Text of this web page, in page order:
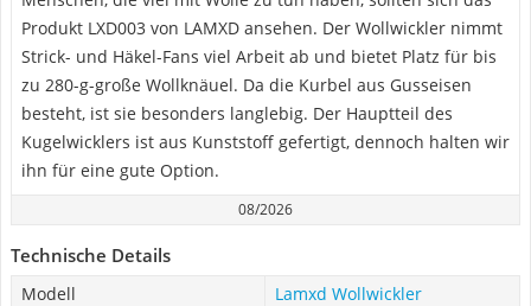
Produkt LXD003 von LAMXD ansehen. Der Wollwickler nimmt
Strick- und Häkel-Fans viel Arbeit ab und bietet Platz für bis
zu 280-g-große Wollknäuel. Da die Kurbel aus Gusseisen
besteht, ist sie besonders langlebig. Der Hauptteil des
Kugelwicklers ist aus Kunststoff gefertigt, dennoch halten wir
ihn für eine gute Option.
08/2026
Technische Details
Modell
Lamxd Wollwickler